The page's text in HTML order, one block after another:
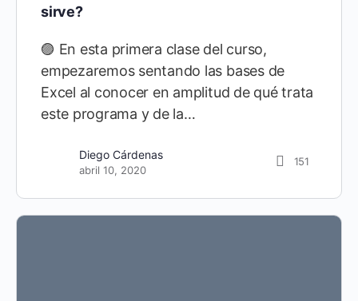
septiembre 25, 2023
sirve?
🟣 En esta primera clase del curso,
empezaremos sentando las bases de
Excel al conocer en amplitud de qué trata
este programa y de la…
Diego Cárdenas
abril 10, 2020
151